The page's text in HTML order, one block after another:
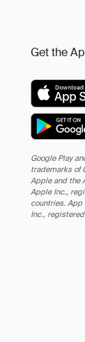
Get the
Google Play
trademarks of
Apple and the
Apple Inc.,
countries. App
Inc.,